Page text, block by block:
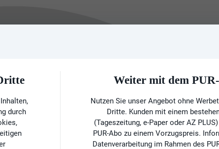
durch
Weiter mit dem
Nutzen Sie unser Angebot ohne
Dritte. Kunden mit einem
(Tageszeitung, e-Paper oder AZ
PUR-Abo zu einem Vorzugspreis.
Datenverarbeitung im Rahmen des